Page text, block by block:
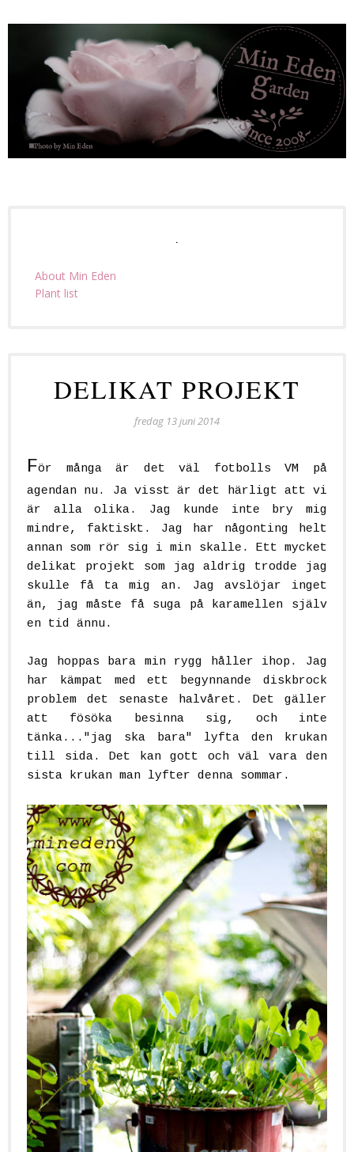
About Min Eden
Plant list
DELIKAT PROJEKT
fredag 13 juni 2014
För många är det väl fotbolls VM på
agendan nu. Ja visst är det härligt att vi
är alla olika. Jag kunde inte bry mig
mindre, faktiskt. Jag har någonting helt
annan som rör sig i min skalle. Ett mycket
delikat projekt som jag aldrig trodde jag
skulle få ta mig an. Jag avslöjar inget
än, jag måste få suga på karamellen själv
en tid ännu.
Jag hoppas bara min rygg håller ihop. Jag
har kämpat med ett begynnande diskbrock
problem det senaste halvåret. Det gäller
att fösöka besinna sig, och inte
tänka..."jag ska bara" lyfta den krukan
till sida. Det kan gott och väl vara den
sista krukan man lyfter denna sommar.